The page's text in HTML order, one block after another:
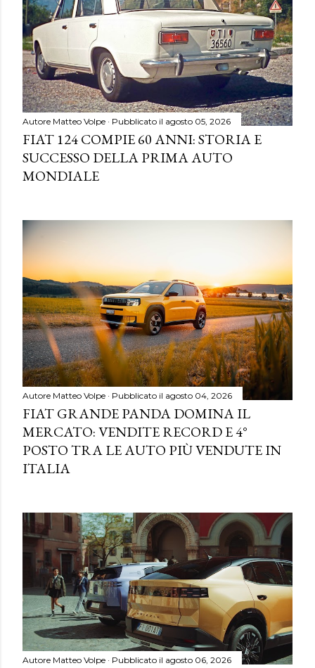
Autore Matteo Volpe Pubblicato il agosto 05, 2026
FIAT 124 COMPIE 60 ANNI: STORIA E
SUCCESSO DELLA PRIMA AUTO
MONDIALE
Autore Matteo Volpe Pubblicato il agosto 04, 2026
FIAT GRANDE PANDA DOMINA IL
MERCATO: VENDITE RECORD E 4°
POSTO TRA LE AUTO PIÙ VENDUTE IN
ITALIA
Autore Matteo Volpe Pubblicato il agosto 06, 2026